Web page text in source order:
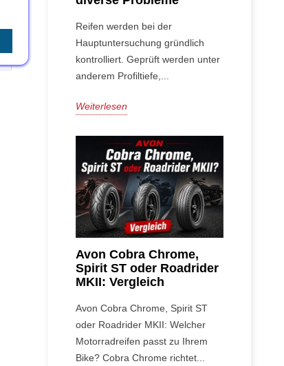
Reifen werden bei der
Hauptuntersuchung gründlich
kontrolliert. Geprüft werden unter
anderem Profiltiefe,...
Weiterlesen
Avon Cobra Chrome,
Spirit ST oder Roadrider
MKII: Vergleich
Avon Cobra Chrome, Spirit ST
oder Roadrider MKII: Welcher
Motorradreifen passt zu Ihrem
Bike? Cobra Chrome richtet...